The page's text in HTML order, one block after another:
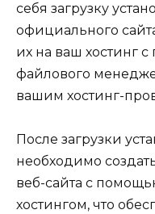
себя загрузку
официального
их на ваш хостинг
файлового
вашим хостинг-
После загрузки
необходимо
веб-сайта с
хостингом, что